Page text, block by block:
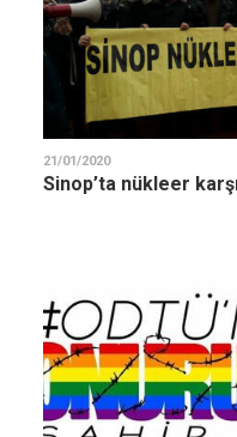
21/01/2020
Sinop’ta nükleer